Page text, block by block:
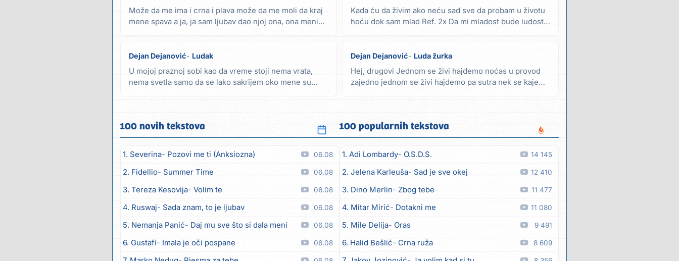
Može da me ima i crna i plava može da me moli da kraj
mene spava a ja, ja sam ljubav dao njoj ona, ona meni
Kada ću da živim ako neću sad sve da probam u životu
hoću dok sam mlad Ref. 2x Da mi mladost bude ludost
Dejan Dejanović Ludak
U mojoj praznoj sobi kao da vreme stoji nema vrata,
nema svetla samo da se lako sakrijem oko mene su
Dejan Dejanović Luda žurka
Hej, drugovi Jednom se živi hajdemo noćas u provod
zajedno jednom se živi hajdemo pa sutra nek se kajemo
100 novih tekstova
1. Severina Pozovi me ti (Anksiozna) 06.08
2. Fidellio Summer Time 06.08
3. Tereza Kesovija Volim te 06.08
4. Ruswaj Sada znam, to je ljubav 06.08
5. Nemanja Panić Daj mu sve što si dala meni 06.08
6. Gustafi Imala je oči pospane 06.08
100 popularnih tekstova
1. Adi Lombardy O.S.D.S. 14 145
2. Jelena Karleuša Sad je sve okej 12 410
3. Dino Merlin Zbog tebe 11 477
4. Mitar Mirić Dotakni me 11 080
5. Mile Delija Oras 9 491
6. Halid Bešlić Crna ruža 8 609